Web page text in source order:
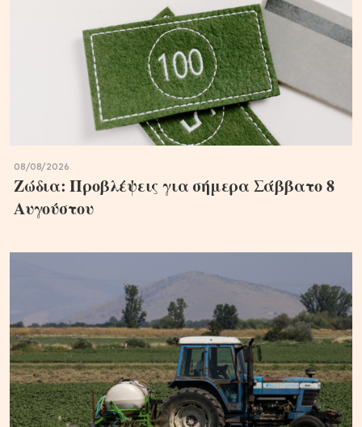
08/08/2026
Ζώδια: Προβλέψεις για σήμερα Σάββατο 8
Αυγούστου